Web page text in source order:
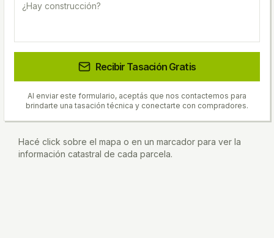
Recibir Tasación Gratis
Al enviar este formulario, aceptás que nos contactemos para
brindarte una tasación técnica y conectarte con compradores.
Hacé click sobre el mapa o en un marcador para ver la
información catastral de cada parcela.